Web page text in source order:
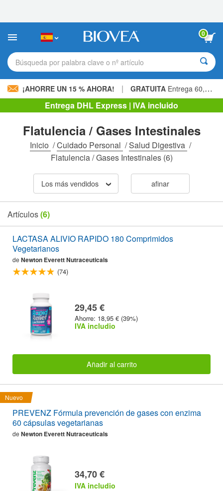
sitio
incluye
sistema
de
0
Búsqueda por palabra clave o nº artículo
¡AHORRE UN 15 % AHORA! | GRATUITA Entrega 60,00 € »
Entrega DHL Express | IVA incluido
Flatulencia / Gases Intestinales
Inicio /Cuidado Personal /Salud Digestiva /
Flatulencia / Gases Intestinales(6)
Los más vendidos afinar
Artículos(6)
LACTASA ALIVIO RAPIDO 180 Comprimidos
Vegetarianos
de Newton Everett Nutraceuticals
(74)
29,45 €
Ahorre: 18,95 € (39%)
IVA includio
Añadir al carrito
Nuevo
PREVENZ Fórmula prevención de gases con enzima
60 cápsulas vegetarianas
de Newton Everett Nutraceuticals
34,70 €
IVA includio